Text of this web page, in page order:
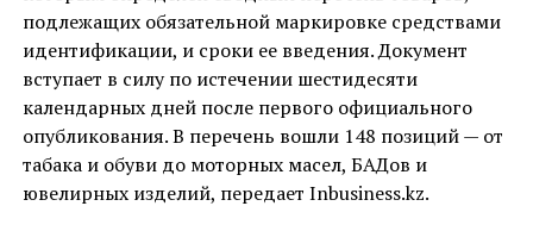
подлежащих обязательной маркировке средствами
идентификации, и сроки ее введения. Документ
вступает в силу по истечении шестидесяти
календарных дней после первого официального
опубликования. В перечень вошли 148 позиций — от
табака и обуви до моторных масел, БАДов и
ювелирных изделий, передает Inbusiness.kz.